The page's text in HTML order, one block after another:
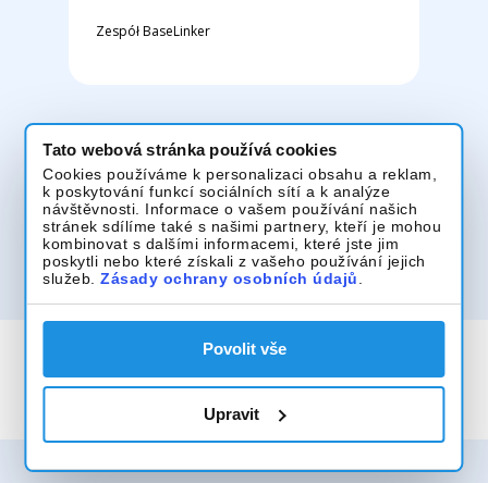
Tato webová stránka používá cookies
Cookies používáme k personalizaci obsahu a reklam,
k poskytování funkcí sociálních sítí a k analýze
návštěvnosti. Informace o vašem používání našich
stránek sdílíme také s našimi partnery, kteří je mohou
kombinovat s dalšími informacemi, které jste jim
poskytli nebo které získali z vašeho používání jejich
služeb.Zásady ochrany osobních údajů
Povolit vše
Upravit
Zespół BaseLinker